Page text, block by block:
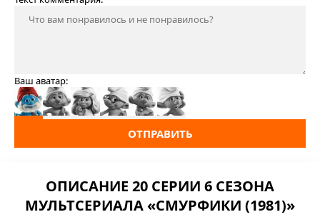
Ваш аватар:
ОТПРАВИТЬ
ОПИСАНИЕ 20 СЕРИИ 6 СЕЗОНА
МУЛЬТСЕРИАЛА «СМУРФИКИ (1981)»